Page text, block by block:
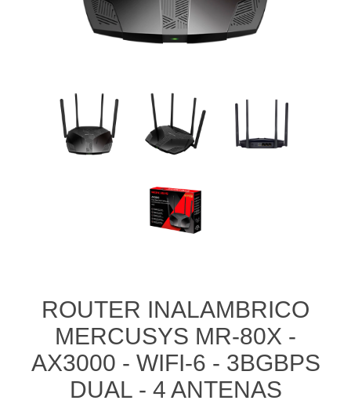
ROUTER INALAMBRICO
MERCUSYS MR-80X -
AX3000 - WIFI-6 - 3BGBPS
DUAL - 4 ANTENAS